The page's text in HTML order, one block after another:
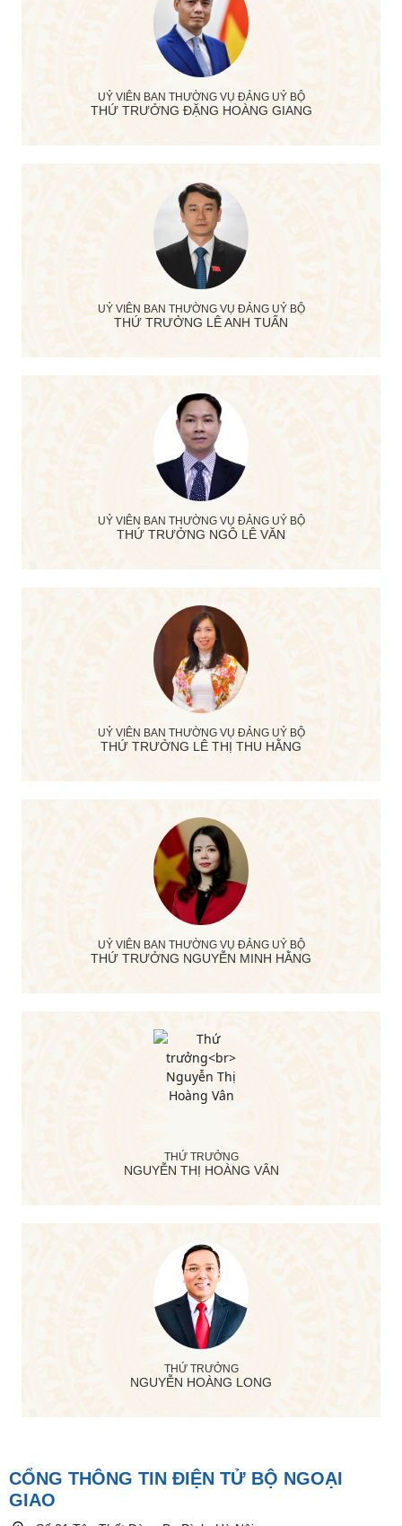
UỶ VIÊN BAN THƯỜNG VỤ ĐẢNG UỶ BỘ
THỨ TRƯỞNG ĐẶNG HOÀNG GIANG
UỶ VIÊN BAN THƯỜNG VỤ ĐẢNG UỶ BỘ
THỨ TRƯỞNG LÊ ANH TUẤN
UỶ VIÊN BAN THƯỜNG VỤ ĐẢNG UỶ BỘ
THỨ TRƯỞNG NGÔ LÊ VĂN
UỶ VIÊN BAN THƯỜNG VỤ ĐẢNG UỶ BỘ
THỨ TRƯỞNG LÊ THỊ THU HẰNG
UỶ VIÊN BAN THƯỜNG VỤ ĐẢNG UỶ BỘ
THỨ TRƯỞNG NGUYỄN MINH HẰNG
THỨ TRƯỞNG
NGUYỄN THỊ HOÀNG VÂN
THỨ TRƯỞNG
NGUYỄN HOÀNG LONG
CỔNG THÔNG TIN ĐIỆN TỬ BỘ NGOẠI
GIAO